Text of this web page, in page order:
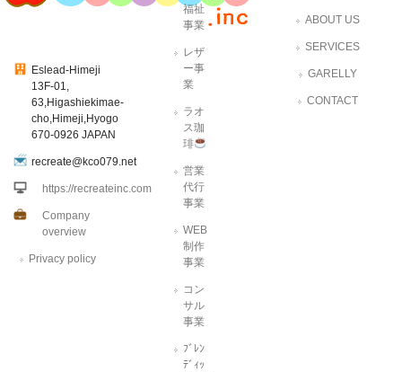
Eslead-Himeji
13F-01,
63,Higashiekimae-
cho,Himeji,Hyogo
670-0926 JAPAN
recreate@kco079.net
https://recreateinc.com
Company
overview
Privacy policy
福祉
事業
レザ
ー事
業
ラオ
ス珈
琲
営業
代行
事業
WEB
制作
事業
コン
サル
事業
ﾌﾞﾚﾝ
ﾃﾞｨｯ
ABOUT US
SERVICES
GARELLY
CONTACT